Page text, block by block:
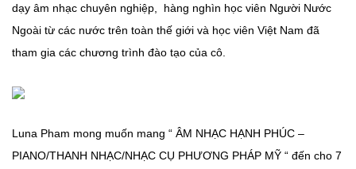
dạy âm nhạc chuyên nghiệp, hàng nghìn học viên Người Nước
Ngoài từ các nước trên toàn thế giới và học viên Việt Nam đã
tham gia các chương trình đào tạo của cô.
Luna Pham mong muốn mang “ ÂM NHẠC HẠNH PHÚC –
PIANO/THANH NHẠC/NHẠC CỤ PHƯƠNG PHÁP MỸ “ đến cho 7